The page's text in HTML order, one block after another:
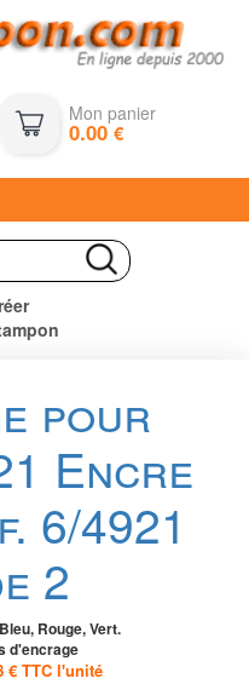
Mon panier
0.00€
pour
Encre
6/4921
2
Rouge, Vert.
d'encrage
€ TTC l'unité